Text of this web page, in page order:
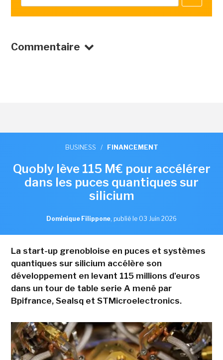
Commentaire
BUSINESS / FINANCEMENT
Quobly lève 115 M€ pour accélérer
dans les puces quantiques sur
silicium
Dominique Filippone, publié le 03 Juin 2026
La start-up grenobloise en puces et systèmes
quantiques sur silicium accélère son
développement en levant 115 millions d'euros
dans un tour de table serie A mené par
Bpifrance, Sealsq et STMicroelectronics.